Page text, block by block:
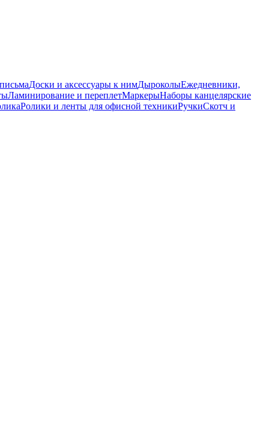
Доски и аксессуары к нимДыроколыЕжедневники,
Ламинирование и переплетМаркерыНаборы канцелярские
Ролики и ленты для офисной техникиРучкиСкотч и